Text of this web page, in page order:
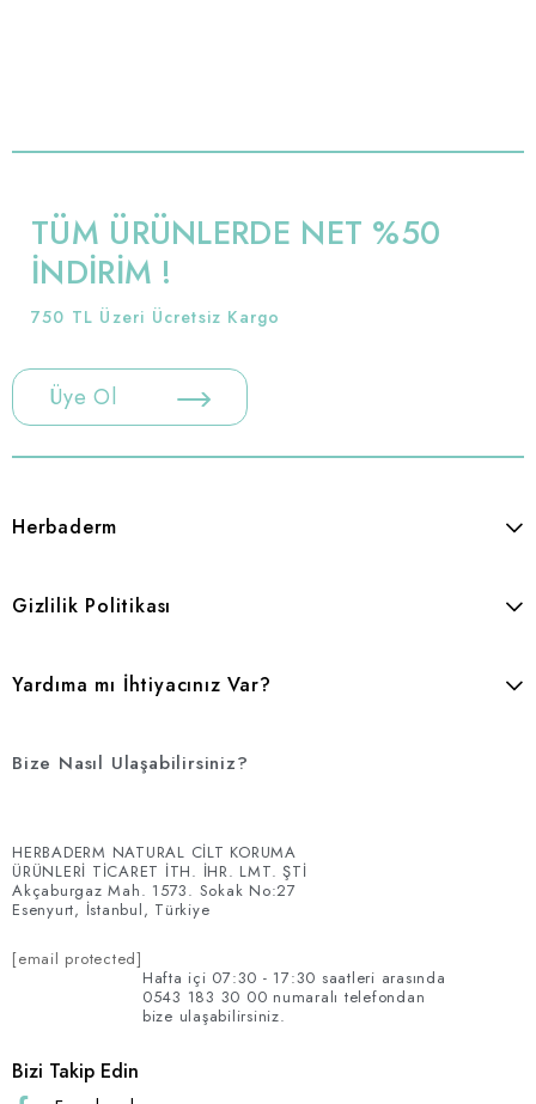
TÜM ÜRÜNLERDE NET %50
İNDİRİM !
750 TL Üzeri Ücretsiz Kargo
Üye Ol
Herbaderm
Gizlilik Politikası
Yardıma mı İhtiyacınız Var?
Bize Nasıl Ulaşabilirsiniz?
HERBADERM NATURAL CİLT KORUMA
ÜRÜNLERİ TİCARET İTH. İHR. LMT. ŞTİ
Akçaburgaz Mah. 1573. Sokak No:27
Esenyurt, İstanbul, Türkiye
[email protected]
Hafta içi 07:30 - 17:30 saatleri arasında
0543 183 30 00 numaralı telefondan
bize ulaşabilirsiniz.
Bizi Takip Edin